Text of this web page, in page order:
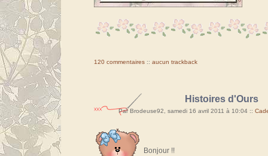
120 commentaires :: aucun trackback
Histoires d'Ours
Par Brodeuse92, samedi 16 avril 2011 à 10:04 ::
Bonjour !!